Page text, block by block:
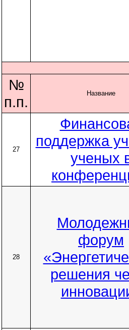
№
п.п.
Название
27
поддержка
ученых
28
форум
решения